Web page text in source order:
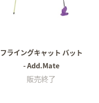
フライングキャット バット
- Add.Mate
販売終了